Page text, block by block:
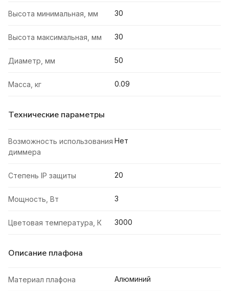
Высота минимальная, мм 30
Высота максимальная, мм 30
Диаметр, мм 50
Масса, кг 0.09
Технические параметры
Возможность использования
диммера
Нет
Степень IP защиты 20
Мощность, Вт 3
Цветовая температура, К 3000
Описание плафона
Материал плафона Алюминий